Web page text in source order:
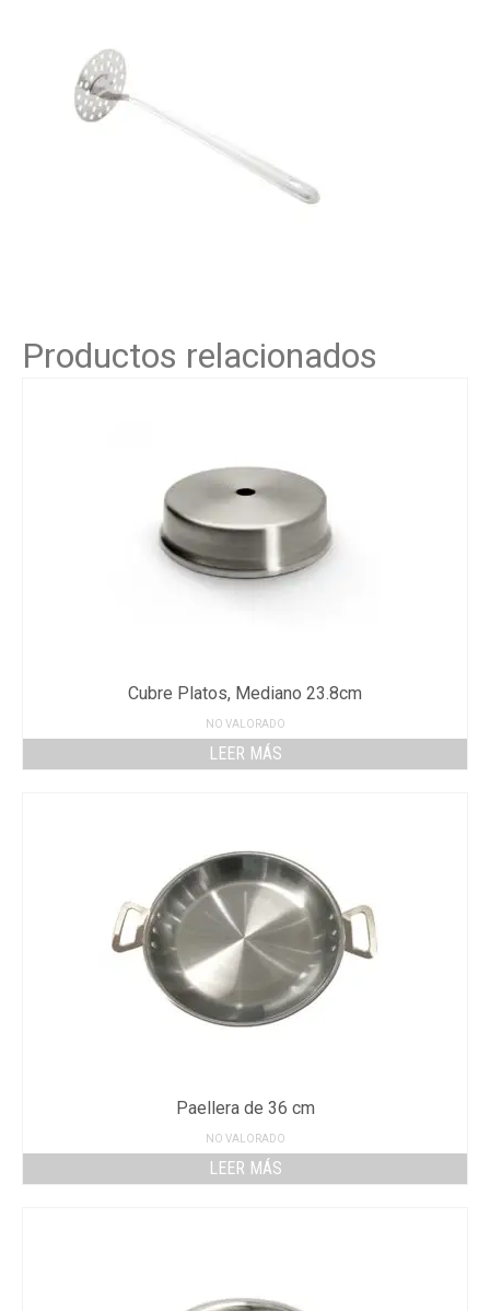
Productos relacionados
Cubre Platos, Mediano 23.8cm
NO VALORADO
LEER MÁS
Paellera de 36 cm
NO VALORADO
LEER MÁS